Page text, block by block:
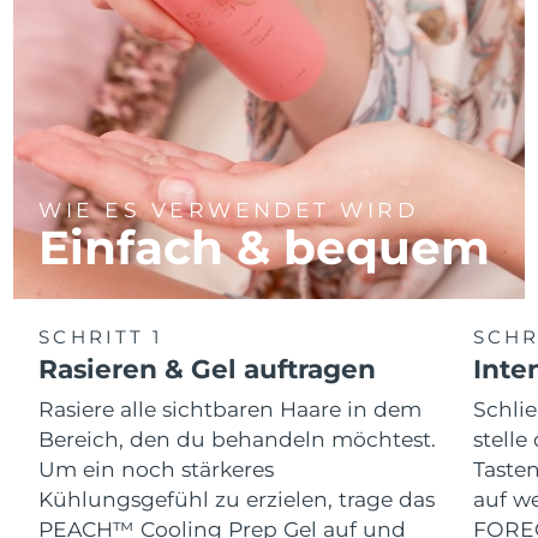
WIE ES VERWENDET WIRD
Einfach & bequem
SCHRITT 1
Rasieren & Gel auftragen
Rasiere alle sichtbaren Haare in dem
Bereich, den du behandeln möchtest.
Um ein noch stärkeres
Kühlungsgefühl zu erzielen, trage das
PEACH™ Cooling Prep Gel auf und
stelle
auf